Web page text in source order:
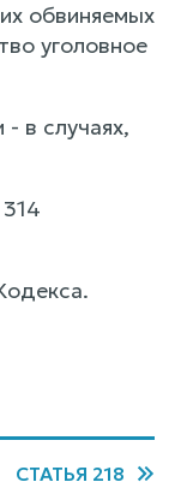
обвиняемых
уголовное
в случаях,
СТАТЬЯ 218